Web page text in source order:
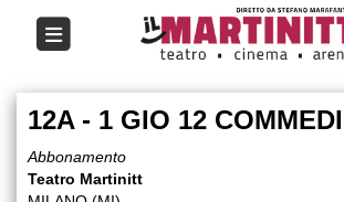
12A - 1 GIO 12
Abbonamento
Teatro Martinitt